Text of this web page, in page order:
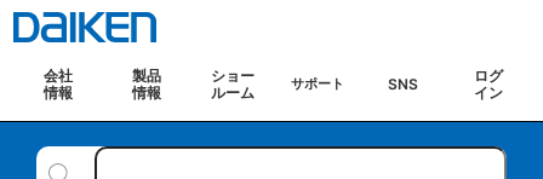
会社
情報
製品
情報
ショー
ルーム
サポート SNS
ログ
イン